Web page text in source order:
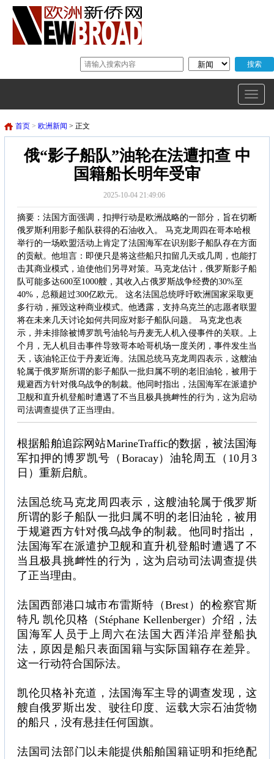
首页 > 欧洲新闻 > 正文
俄“影子船队”油轮在法遭扣查 中
国籍船长明年受审
2025-10-04 21:49:06
摘要：法国方面强调，扣押行动是欧洲战略的一部分，旨在切断
俄罗斯利用影子船队获得的石油收入。 马克龙周四在哥本哈根
举行的一场欧盟活动上肯定了法国海军在识别影子船队存在方面
的贡献。他坦言：即便只是将这些船只扣留几天或几周，也能打
击其商业模式，迫使他们另寻对策。马克龙估计，俄罗斯影子船
队可能多达600至1000艘，其收入占俄罗斯战争经费的30%至
40%，总额超过300亿欧元。 这名法国总统呼吁欧洲国家采取更
多行动，摧毁这种商业模式。他透露，支持乌克兰的志愿者联盟
将在未来几天讨论如何共同应对影子船队问题。 马克龙也表
示，并未排除被博罗凯号油轮与丹麦无人机入侵事件的关联。上
个月，无人机目击事件导致哥本哈哥机场一度关闭，事件发生当
天，该油轮正位于丹麦近海。法国总统马克龙周四表示，这艘油
轮属于俄罗斯所谓的影子船队一批归属不明的老旧油轮，被用于
规避西方针对俄乌战争的制裁。他同时指出，法国海军在派遣护
卫舰和直升机登船时遭遇了不当且极具挑衅性的行为，这为启动
司法调查提供了正当理由。
根据船舶追踪网站MarineTraffic的数据，被法国海
军扣押的博罗凯号（Boracay）油轮周五（10月3
日）重新启航。
法国总统马克龙周四表示，这艘油轮属于俄罗斯
所谓的影子船队一批归属不明的老旧油轮，被用
于规避西方针对俄乌战争的制裁。他同时指出，
法国海军在派遣护卫舰和直升机登船时遭遇了不
当且极具挑衅性的行为，这为启动司法调查提供
了正当理由。
法国西部港口城市布雷斯特（Brest）的检察官斯
特凡 凯伦贝格（Stéphane Kellenberger）介绍，法
国海军人员于上周六在法国大西洋沿岸登船执
法，原因是船只表面国籍与实际国籍存在差异。
这一行动符合国际法。
凯伦贝格补充道，法国海军主导的调查发现，这
艘自俄罗斯出发、驶往印度、运载大宗石油货物
的船只，没有悬挂任何国旗。
法国司法部门以未能提供船舶国籍证明和拒绝配